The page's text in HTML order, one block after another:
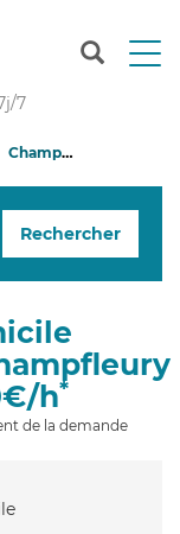
T
n
g
i
o
7
Champfleury
Rechercher
h*
de la demande